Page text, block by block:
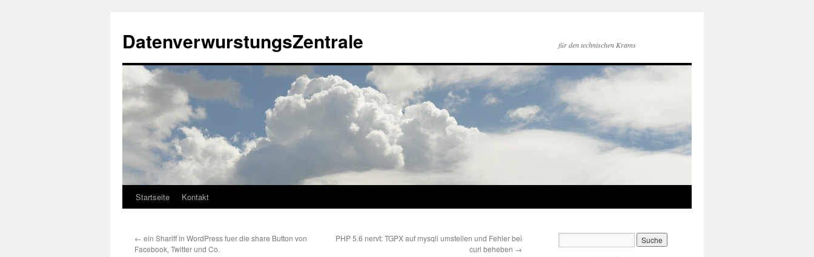
DatenverwurstungsZentrale für den technischen Krams
Zum
springen
Startseite Kontakt
← ein Shariff in WordPress fuer die share Button von
Facebook, Twitter und Co.
PHP 5.6 nervt: TGPX auf mysqli umstellen und Fehler bei
curl beheben →